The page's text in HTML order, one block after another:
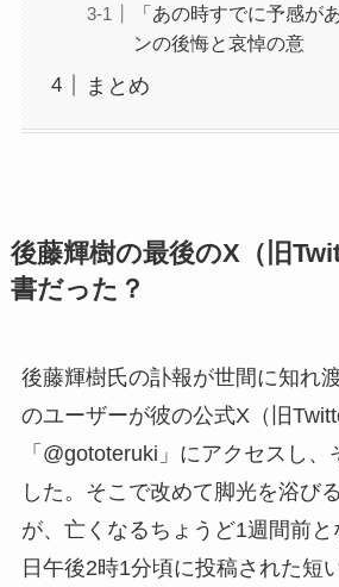
「あの時すでに予感が
ンの後悔と哀悼の意
まとめ
後藤輝樹の最後のX（旧
書だった？
後藤輝樹氏の訃報が世間に知れ
のユーザーが彼の公式X（旧
「@gototeruki」にアクセスし、
した。そこで改めて脚光を浴び
が、亡くなるちょうど1週間前
日午後2時1分頃に投稿された短